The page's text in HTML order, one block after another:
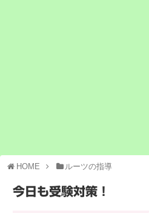
HOME ルーツの指導
今日も受験対策！